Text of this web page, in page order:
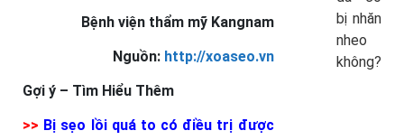
Bệnh viện thẩm mỹ Kangnam
Nguồn: http://xoaseo.vn
Gợi ý – Tìm Hiểu Thêm
>> Bị sẹo lồi quá to có điều trị được
bị nhăn
nheo
không?